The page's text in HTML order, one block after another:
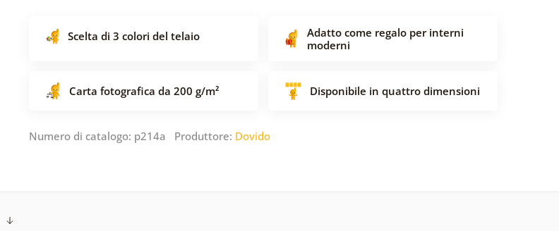
Scelta di 3 colori del telaio
Adatto come regalo per interni
moderni
Carta fotografica da 200 g/m² Disponibile in quattro dimensioni
Numero di catalogo: p214a Produttore: Dovido